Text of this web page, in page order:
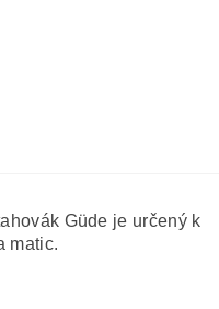
Güde je určený k
matic.